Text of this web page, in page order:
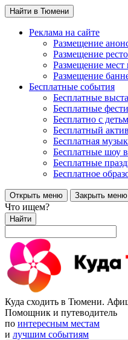
Найти в Тюмени
Реклама на сайте
Размещение
Размещение
Размещение
Размещение
Бесплатные события
Бесплатные
Бесплатные
Бесплатно с
Бесплатный
Бесплатная
Бесплатные шоу
Бесплатные
Бесплатное
Открыть меню Закрыть меню
Что ищем?
Найти
Куда сходить в Тюмени.
Помощник и путеводитель
по интересным местам
и лучшим событиям